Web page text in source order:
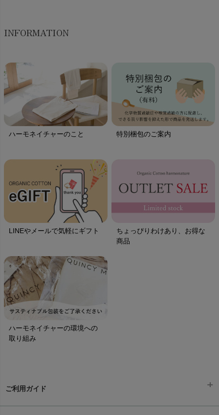
INFORMATION
ハーモネイチャーのこと 特別梱包のご案内
LINEやメールで気軽にギフト
ちょっぴりわけあり、お得な
商品
ハーモネイチャーの環境への
取り組み
ご利用ガイド